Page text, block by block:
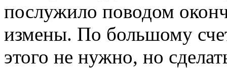
послужило поводом
измены. По большому
этого не нужно, но